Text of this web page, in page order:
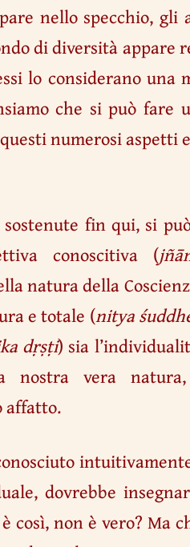
nello specchio, gli
di diversità appare
lo considerano una
che si può
numerosi aspetti
fin qui, si
conoscitiva (
natura della
e totale (nitya
dṛṣṭi) sia
nostra vera
affatto.
dovrebbe
così, non è vero? Ma